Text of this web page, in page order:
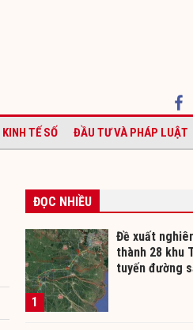
KINH TẾ SỐ ĐẦU TƯ VÀ PHÁP LUẬT
ĐỌC NHIỀU
1
Đề xuất
thành 28 khu
tuyến đường